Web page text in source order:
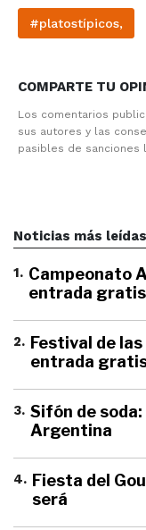
#platostípicos,
COMPARTE TU
Los comentarios
sus autores y las
pasibles de sanciones
Noticias más leídas
1. Campeonato
entrada gratis
2. Festival de
entrada
3. Sifón de
Argentina
4. Fiesta del
será